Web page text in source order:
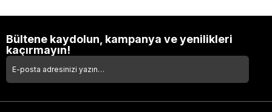
Bültene kaydolun, kampanya ve yenilikleri
kaçırmayın!